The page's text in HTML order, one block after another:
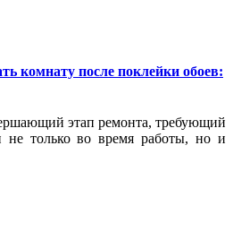
комнату после поклейки обоев:
этап ремонта, требующий
не только во время работы, но и